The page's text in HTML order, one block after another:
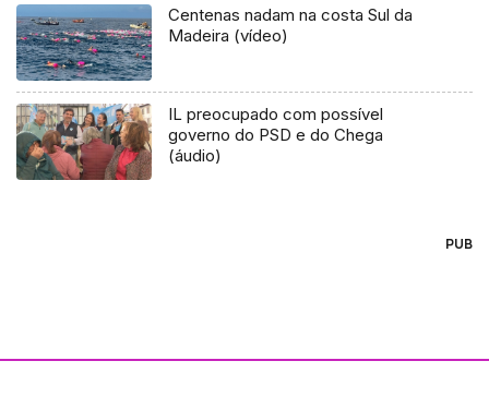
Centenas nadam na costa Sul da
Madeira (vídeo)
IL preocupado com possível
governo do PSD e do Chega
(áudio)
PUB